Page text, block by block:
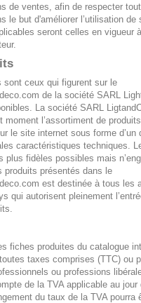
de ventes, afin de respecter
le but d'améliorer l’utilisation
seront celles en vigueur
sont ceux qui figurent sur le
de la société SARL
La société SARL
moment l’assortiment de
le site internet sous forme d’un
caractéristiques techniques.
plus fidèles possibles mais
produits présentés dans le
est destinée à tous les
qui autorisent pleinement
fiches produites du catalogue
taxes comprises (TTC) ou
ou professions
de la TVA applicable au jour
du taux de la TVA pourra